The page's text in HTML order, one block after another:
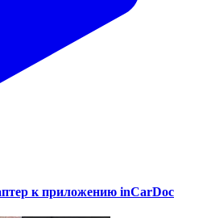
к приложению inCarDoc